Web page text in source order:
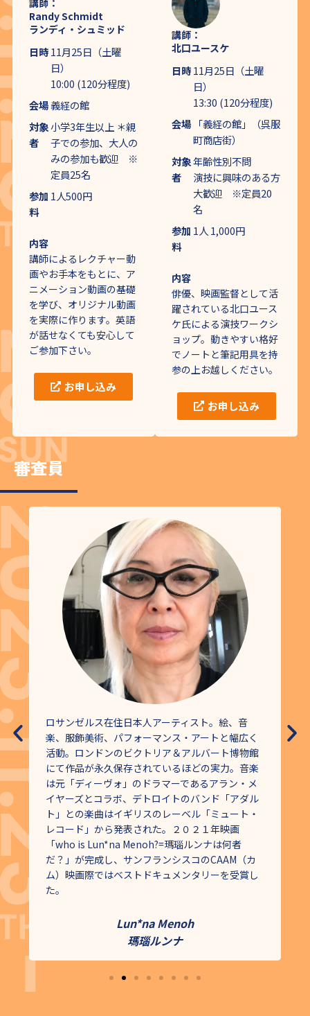
講師：
Randy Schmidt
ランディ・シュミッド
日時11月25日（土曜
日）
10:00 (120分程度)
会場義経の館
対象
者
小学3年生以上 ＊親
子での参加、大人の
みの参加も歓迎 ※
定員25名
参加
料
1人500円
内容
講師によるレクチャー動
画やお手本をもとに、ア
ニメーション動画の基礎
を学び、オリジナル動画
を実際に作ります。英語
が話せなくても安心して
ご参加下さい。
お申し込み
講師：
北口ユースケ
日時11月25日（土曜
日）
13:30 (120分程度)
会場 「義経の館」（呉服
町商店街）
対象
者
年齢性別不問
演技に興味のある方
大歓迎 ※定員20
名
参加
料
1人 1,000円
内容
俳優、映画監督として活
躍されている北口ユース
ケ氏による演技ワークシ
ョップ。動きやすい格好
でノートと筆記用具を持
参の上お越しください。
お申し込み
審査員
ロサンゼルス在住日本人アーティスト。絵、音
楽、服飾美術、パフォーマンス・アートと幅広く
活動。ロンドンのビクトリア＆アルバート博物館
にて作品が永久保存されているほどの実力。音楽
は元「ディーヴォ」のドラマーであるアラン・メ
イヤーズとコラボ、デトロイトのバンド「アダル
ト」との楽曲はイギリスのレーベル「ミュート・
レコード」から発表された。２０２１年映画
「who is Lun*na Menoh?=瑪瑙ルンナは何者
だ？」が完成し、サンフランシスコのCAAM（カ
ム）映画際ではベストドキュメンタリーを受賞し
た。
Lun*na Menoh
瑪瑙ルンナ